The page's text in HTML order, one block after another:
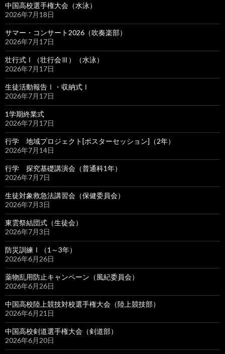
中国高校選手権大会（水泳）
2026年7月18日
サマー・コンサート2026（吹奏楽部）
2026年7月17日
壮行式Ⅰ（壮行会Ⅲ）（水泳）
2026年7月17日
生徒活動報告Ⅰ・収納式Ⅰ
2026年7月17日
1学期終業式
2026年7月17日
行学 地域プロジェクト[ポスターセッション]（2年）
2026年7月14日
行学 探究基礎講演会（普通科1年）
2026年7月7日
生徒対象救急法講習会（保健委員会）
2026年7月3日
東雲祭結団式（生徒会）
2026年7月3日
防災訓練Ⅰ（1～3年）
2026年6月26日
薬物乱用防止キャンペーン（風紀委員会）
2026年6月26日
中国高校陸上競技対校選手権大会（陸上競技部）
2026年6月21日
中国高校剣道選手権大会（剣道部）
2026年6月20日